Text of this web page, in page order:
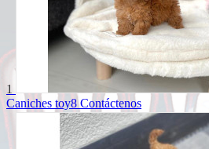
1
Caniches toy8 Contáctenos